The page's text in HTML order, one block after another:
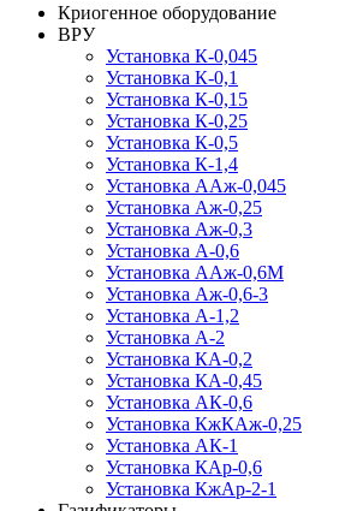
Криогенное оборудование
ВРУ
Установка К-0,045
Установка К-0,1
Установка К-0,15
Установка К-0,25
Установка К-0,5
Установка К-1,4
Установка ААж-0,045
Установка Аж-0,25
Установка Аж-0,3
Установка А-0,6
Установка ААж-0,6М
Установка Аж-0,6-3
Установка А-1,2
Установка А-2
Установка КА-0,2
Установка КА-0,45
Установка АК-0,6
Установка КжКАж-0,25
Установка АК-1
Установка КАр-0,6
Установка КжАр-2-1